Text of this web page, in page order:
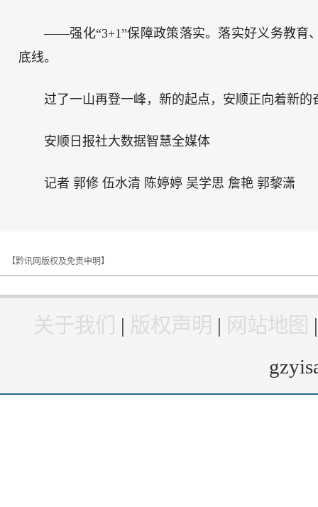
——强化“3+1”保障政策落实。落实好义务教育
底线。
过了一山再登一峰，新的起点，安顺正向着新
安顺日报社大数据智慧全媒体
记者 郭修 伍水清 陈婷婷 吴学思 詹艳 郭黎潇
【黔讯网版权及免责申明】
关于我们 | 版权声明 | 网站地图